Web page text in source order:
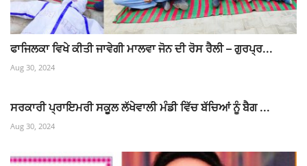
ਫਾਜਿਲਕਾ ਵਿਖੇ ਕੀਤੀ ਜਾਵੇਗੀ ਮਾਲਵਾ ਜੋਨ ਦੀ ਰੋਸ ਰੈਲੀ – ਗੁਰਪ੍ਰ...
Aug 30, 2024
ਸਰਕਾਰੀ ਪ੍ਰਾਇਮਰੀ ਸਕੂਲ ਲੱਖੇਵਾਲੀ ਮੰਡੀ ਵਿੱਚ ਬੱਚਿਆਂ ਨੂੰ ਬੈਗ ...
Aug 30, 2024